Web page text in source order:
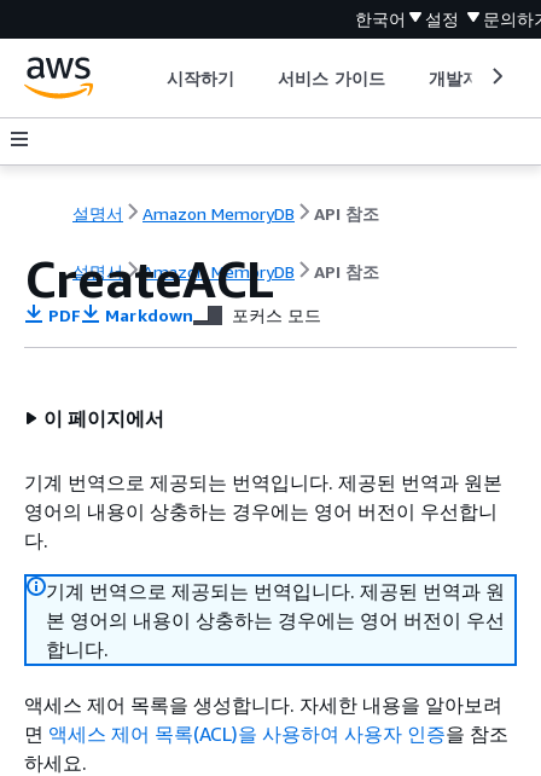
한국어 설정 문의하
시작하기 서비스 가이드 개발자 도구
설명서 Amazon MemoryDB API 참조
설명서 Amazon MemoryDB API 참조
CreateACL
PDF Markdown 포커스 모드
이 페이지에서
기계 번역으로 제공되는 번역입니다. 제공된 번역과 원본
영어의 내용이 상충하는 경우에는 영어 버전이 우선합니
다.
기계 번역으로 제공되는 번역입니다. 제공된 번역과 원
본 영어의 내용이 상충하는 경우에는 영어 버전이 우선
합니다.
액세스 제어 목록을 생성합니다. 자세한 내용을 알아보려
면 액세스 제어 목록(ACL)을 사용하여 사용자 인증을 참조
하세요.